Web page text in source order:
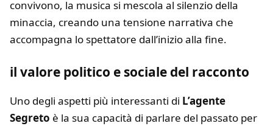
convivono, la musica si mescola al silenzio della
minaccia, creando una tensione narrativa che
accompagna lo spettatore dall’inizio alla fine.
il valore politico e sociale del racconto
Uno degli aspetti più interessanti di L’agente
Segreto è la sua capacità di parlare del passato per